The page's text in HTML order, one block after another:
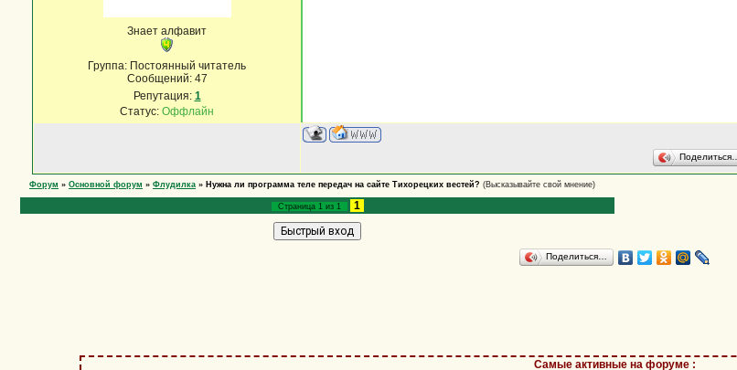
Знает алфавит
Группа: Постоянный читатель
Сообщений: 47
Репутация: 1
Статус: Оффлайн
Поделиться…
Форум » Основной форум » Флудилка » Нужна ли программа теле передач на сайте Тихорецких вестей? (Высказывайте свой мнение)
Страница 1из 1
1
Поделиться…
Самые активные на форуме :